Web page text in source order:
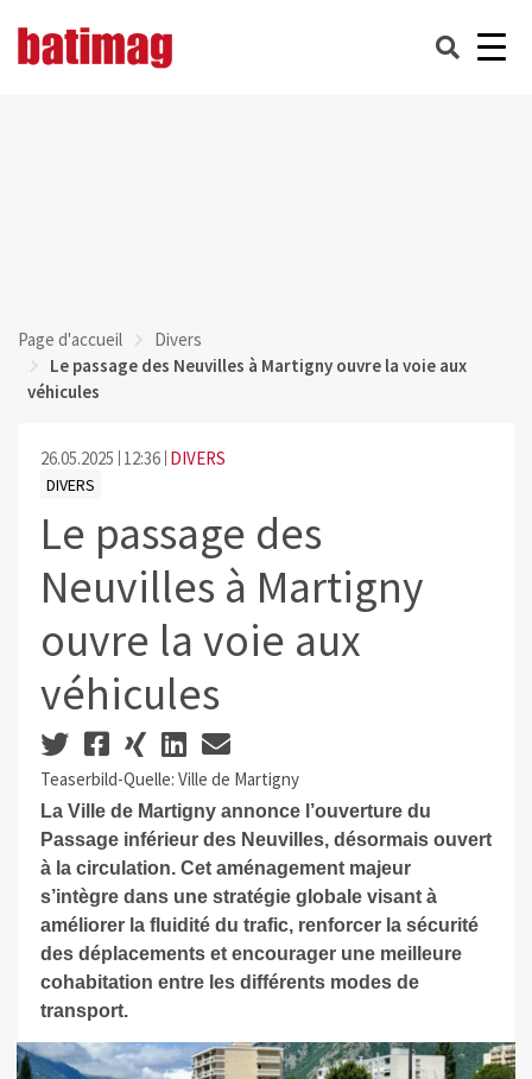
Page d'accueil
Divers
Le passage des Neuvilles à Martigny ouvre la voie aux
véhicules
26.05.2025 12:36 DIVERS
DIVERS
Le passage des
Neuvilles à Martigny
ouvre la voie aux
véhicules
Teaserbild-Quelle: Ville de Martigny
La Ville de Martigny annonce l’ouverture du
Passage inférieur des Neuvilles, désormais ouvert
à la circulation. Cet aménagement majeur
s’intègre dans une stratégie globale visant à
améliorer la fluidité du trafic, renforcer la sécurité
des déplacements et encourager une meilleure
cohabitation entre les différents modes de
transport.